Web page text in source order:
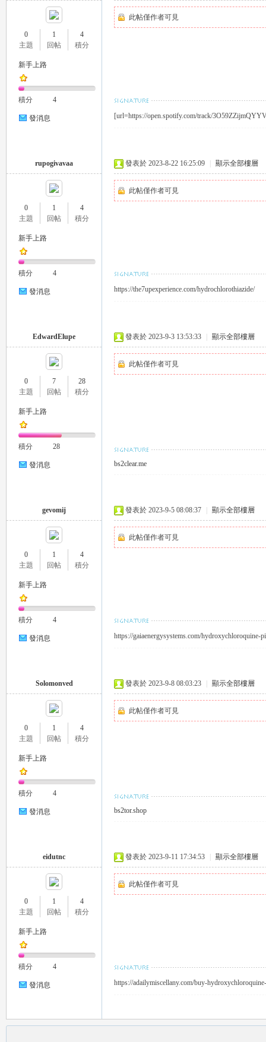
0
主題
1
回帖
4
積分
新手上路
積分 4
發消息
此帖僅作者可見
[url=https://open.spotify.com/track/
rupogivavaa
0
主題
1
回帖
4
積分
新手上路
積分 4
發消息
發表於 2023-8-22 16:25:09 顯示全部樓層
此帖僅作者可見
https://the7upexperience.com/hydrochlorothiazide/
EdwardElupe
0
主題
7
回帖
28
積分
新手上路
積分 28
發消息
發表於 2023-9-3 13:53:33 顯示全部樓層
此帖僅作者可見
bs2clear.me
gevomij
0
主題
1
回帖
4
積分
新手上路
積分 4
發消息
發表於 2023-9-5 08:08:37 顯示全部樓層
此帖僅作者可見
https://gaiaenergysystems.com/hydroxychloroquine-
Solomonved
0
主題
1
回帖
4
積分
新手上路
積分 4
發消息
發表於 2023-9-8 08:03:23 顯示全部樓層
此帖僅作者可見
bs2tor.shop
eidutnc
0
主題
1
回帖
4
積分
新手上路
積分 4
發消息
發表於 2023-9-11 17:34:53 顯示全部樓層
此帖僅作者可見
https://adailymiscellany.com/buy-